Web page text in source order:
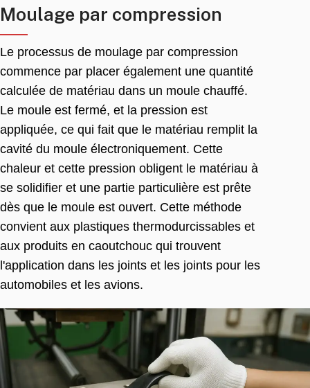
Moulage par compression
Le processus de moulage par compression
commence par placer également une quantité
calculée de matériau dans un moule chauffé.
Le moule est fermé, et la pression est
appliquée, ce qui fait que le matériau remplit la
cavité du moule électroniquement. Cette
chaleur et cette pression obligent le matériau à
se solidifier et une partie particulière est prête
dès que le moule est ouvert. Cette méthode
convient aux plastiques thermodurcissables et
aux produits en caoutchouc qui trouvent
l'application dans les joints et les joints pour les
automobiles et les avions.